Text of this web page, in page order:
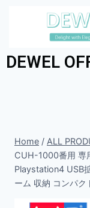
DEWEL
Home / ALL
CUH-1000番用 専
Playstation4 USB
ーム 収納 コンパク